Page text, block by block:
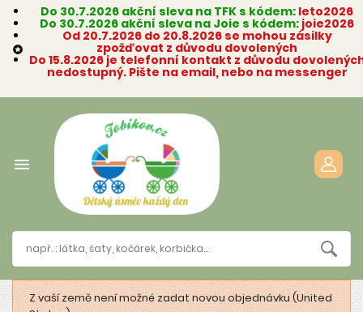

Do 30.7.2026 akční sleva na TFK s kódem: leto2026
Do 30.7.2026 akční sleva na Joie s kódem: joie2026
Od 20.7.2026 do 20.8.2026 se mohou zásilky
zpožďovat z důvodu dovolených
Do 15.8.2026 je telefonní kontakt z důvodu
nedostupný. Pište na email, nebo na messenger

Z vaší země není možné zadat novou objednávku (United